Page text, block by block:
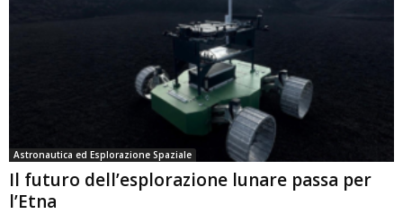
Astronautica ed Esplorazione Spaziale
Il futuro dell’esplorazione lunare passa per
l’Etna